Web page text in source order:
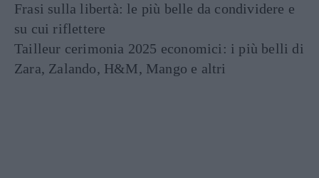
Frasi sulla libertà: le più belle da condividere e
su cui riflettere
Tailleur cerimonia 2025 economici: i più belli di
Zara, Zalando, H&M, Mango e altri